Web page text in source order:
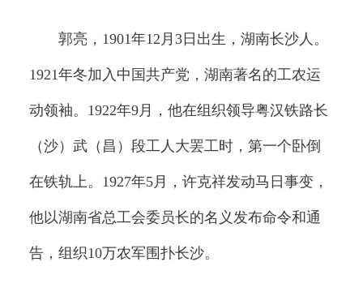
郭亮，1901年12月3日出生，湖南长沙人。
1921年冬加入中国共产党，湖南著名的工农运
动领袖。1922年9月，他在组织领导粤汉铁路长
（沙）武（昌）段工人大罢工时，第一个卧倒
在铁轨上。1927年5月，许克祥发动马日事变，
他以湖南省总工会委员长的名义发布命令和通
告，组织10万农军围扑长沙。